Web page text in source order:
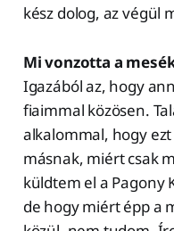
kész dolog, az végül
Mi vonzotta a
Igazából az, hogy
fiaimmal közösen.
alkalommal, hogy
másnak, miért csak
küldtem el a Pagony
de hogy miért épp a